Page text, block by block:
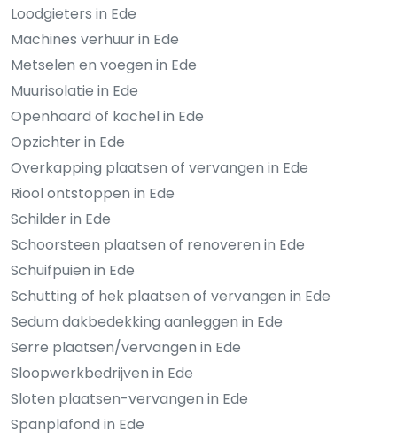
Loodgieters in Ede
Machines verhuur in Ede
Metselen en voegen in Ede
Muurisolatie in Ede
Openhaard of kachel in Ede
Opzichter in Ede
Overkapping plaatsen of vervangen in Ede
Riool ontstoppen in Ede
Schilder in Ede
Schoorsteen plaatsen of renoveren in Ede
Schuifpuien in Ede
Schutting of hek plaatsen of vervangen in Ede
Sedum dakbedekking aanleggen in Ede
Serre plaatsen/vervangen in Ede
Sloopwerkbedrijven in Ede
Sloten plaatsen-vervangen in Ede
Spanplafond in Ede